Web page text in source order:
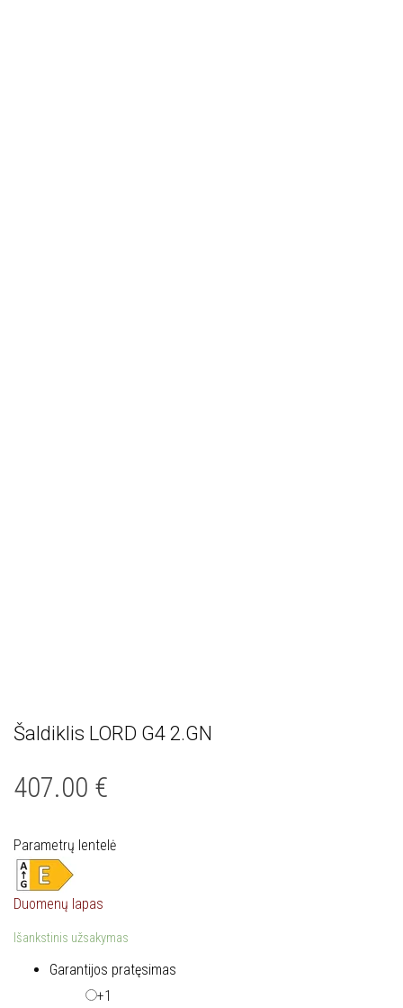
Šaldiklis LORD G4 2.GN
407.00 €
Parametrų lentelė
Duomenų lapas
Išankstinis užsakymas
Garantijos pratęsimas
+1